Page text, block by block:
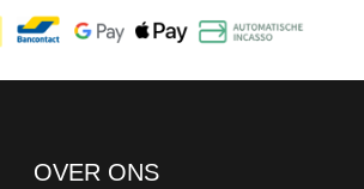
OVER ONS